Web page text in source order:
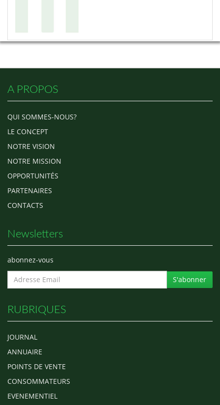
A PROPOS
QUI SOMMES-NOUS?
LE CONCEPT
NOTRE VISION
NOTRE MISSION
OPPORTUNITÉS
PARTENAIRES
CONTACTS
Newsletters
abonnez-vous
S'abonner
RUBRIQUES
JOURNAL
ANNUAIRE
POINTS DE VENTE
CONSOMMATEURS
EVENEMENTIEL